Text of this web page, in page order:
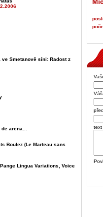
ve Smetanově síni: Radost z
arena...
Boulez (Le Marteau sans
Lingua Variations, Voice
text